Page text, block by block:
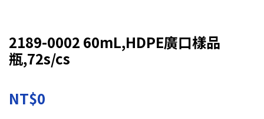
2189-0002 60mL,HDPE廣口樣品
瓶,72s/cs
NT$0